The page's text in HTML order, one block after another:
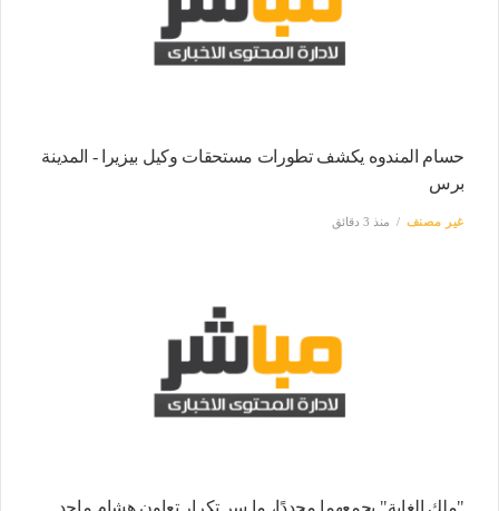
حسام المندوه يكشف تطورات مستحقات وكيل بيزيرا - المدينة
برس
غير مصنف منذ 3 دقائق